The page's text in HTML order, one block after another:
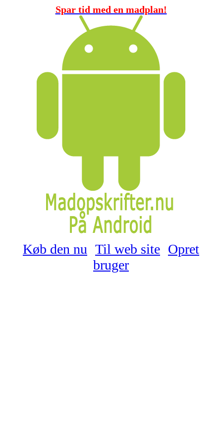
Spar tid med en madplan!
Køb den nu Til web site Opret
bruger